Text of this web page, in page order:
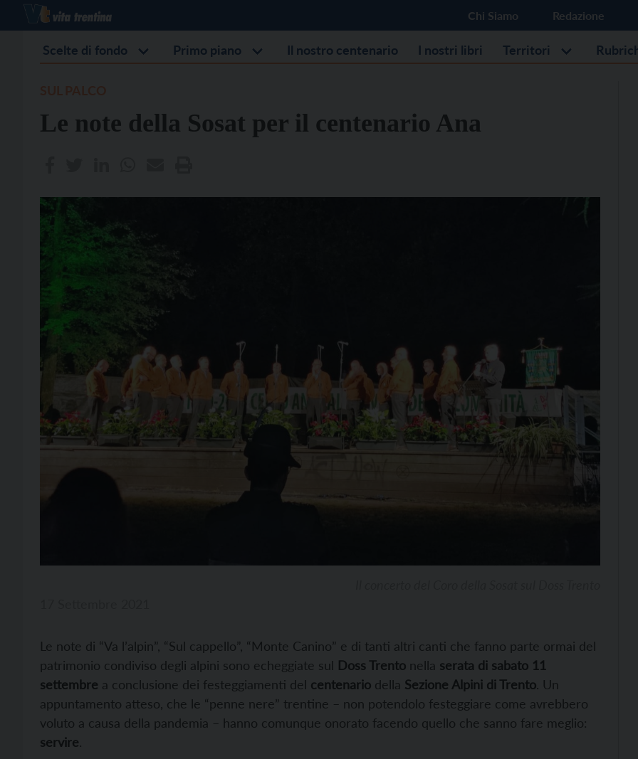
Chi Siamo Redazione
Scelte di fondo Primo piano Il nostro centenario I nostri libri Territori
Le note della Sosat per il centenario Ana
Le note di “Va l’alpin”, “Sul cappello”, “Monte Canino” e di tanti altri canti che fanno parte ormai del
patrimonio condiviso degli alpini sono echeggiate sul Doss Trento nella serata di sabato 11
settembre a conclusione dei festeggiamenti del centenario della Sezione Alpini di Trento. Un
appuntamento atteso, che le “penne nere” trentine – non potendolo festeggiare come avrebbero
voluto a causa della pandemia – hanno comunque onorato facendo quello che sanno fare meglio:
servire.